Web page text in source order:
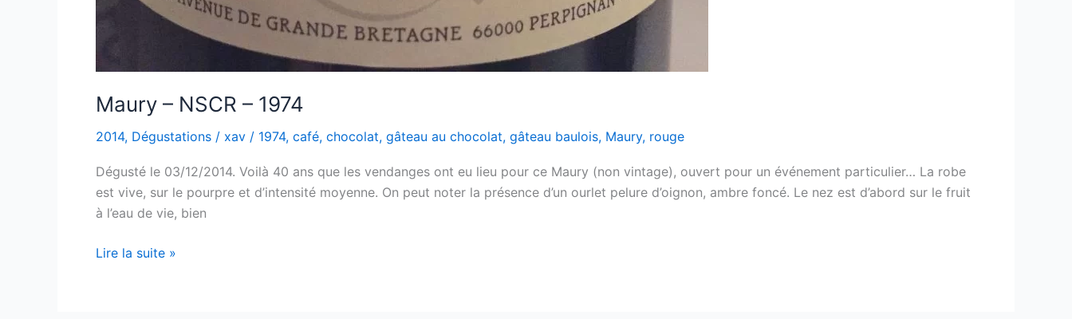
Maury – NSCR – 1974
2014, Dégustations / xav / 1974, café, chocolat, gâteau au chocolat, gâteau baulois, Maury, rouge
Dégusté le 03/12/2014. Voilà 40 ans que les vendanges ont eu lieu pour ce Maury (non vintage), ouvert pour un événement particulier… La robe
est vive, sur le pourpre et d’intensité moyenne. On peut noter la présence d’un ourlet pelure d’oignon, ambre foncé. Le nez est d’abord sur le fruit
à l’eau de vie, bien
Maury
Lire la suite »